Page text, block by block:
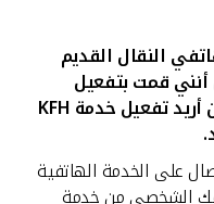
النقال القديم
قمت بتفعيل
KFH Wallet به مؤخراً؟ والآن أريد تفعيل خدمة KFH
على الخدمة الهاتفية
الشخصي من خدمة